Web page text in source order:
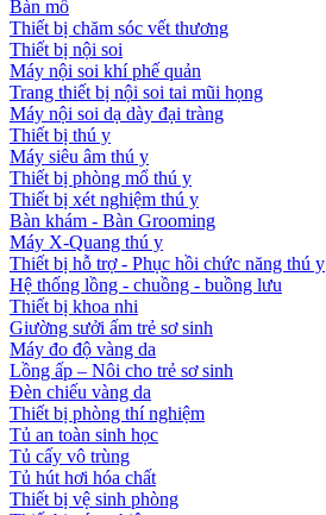
Bàn mổ
Thiết bị chăm sóc vết thương
Thiết bị nội soi
Máy nội soi khí phế quản
Trang thiết bị nội soi tai mũi họng
Máy nội soi dạ dày đại tràng
Thiết bị thú y
Máy siêu âm thú y
Thiết bị phòng mổ thú y
Thiết bị xét nghiệm thú y
Bàn khám - Bàn Grooming
Máy X-Quang thú y
Thiết bị hỗ trợ - Phục hồi chức năng thú y
Hệ thống lồng - chuồng - buồng lưu
Thiết bị khoa nhi
Giường sưởi ấm trẻ sơ sinh
Máy đo độ vàng da
Lồng ấp – Nôi cho trẻ sơ sinh
Đèn chiếu vàng da
Thiết bị phòng thí nghiệm
Tủ an toàn sinh học
Tủ cấy vô trùng
Tủ hút hơi hóa chất
Thiết bị vệ sinh phòng